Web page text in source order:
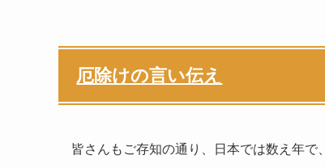
厄除けの言い伝え
皆さんもご存知の通り、日本では数え年で、